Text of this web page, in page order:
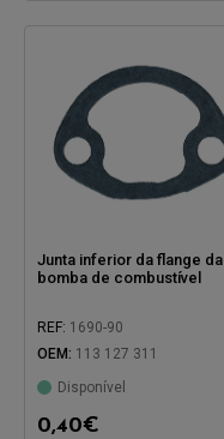
Junta inferior da flange da
bomba de combustível
REF: 1690-90
OEM: 113 127 311
Disponível
0,40€
Compatível com: